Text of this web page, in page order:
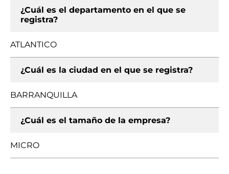
¿Cuál es el departamento en el que se
registra?
ATLANTICO
¿Cuál es la ciudad en el que se registra?
BARRANQUILLA
¿Cuál es el tamaño de la empresa?
MICRO